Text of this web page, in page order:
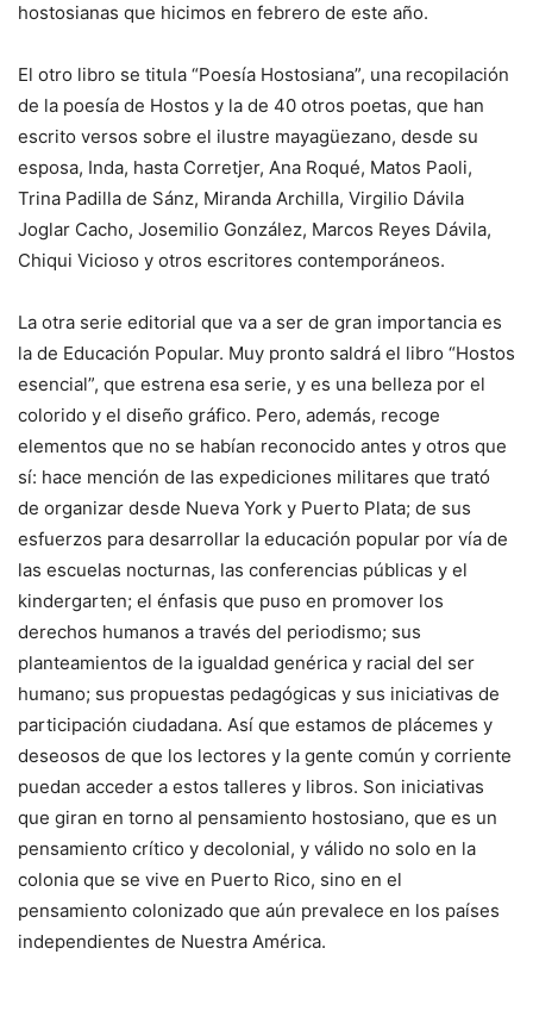
hostosianas que hicimos en febrero de este año.
El otro libro se titula “Poesía Hostosiana”, una recopilación
de la poesía de Hostos y la de 40 otros poetas, que han
escrito versos sobre el ilustre mayagüezano, desde su
esposa, Inda, hasta Corretjer, Ana Roqué, Matos Paoli,
Trina Padilla de Sánz, Miranda Archilla, Virgilio Dávila
Joglar Cacho, Josemilio González, Marcos Reyes Dávila,
Chiqui Vicioso y otros escritores contemporáneos.
La otra serie editorial que va a ser de gran importancia es
la de Educación Popular. Muy pronto saldrá el libro “Hostos
esencial”, que estrena esa serie, y es una belleza por el
colorido y el diseño gráfico. Pero, además, recoge
elementos que no se habían reconocido antes y otros que
sí: hace mención de las expediciones militares que trató
de organizar desde Nueva York y Puerto Plata; de sus
esfuerzos para desarrollar la educación popular por vía de
las escuelas nocturnas, las conferencias públicas y el
kindergarten; el énfasis que puso en promover los
derechos humanos a través del periodismo; sus
planteamientos de la igualdad genérica y racial del ser
humano; sus propuestas pedagógicas y sus iniciativas de
participación ciudadana. Así que estamos de plácemes y
deseosos de que los lectores y la gente común y corriente
puedan acceder a estos talleres y libros. Son iniciativas
que giran en torno al pensamiento hostosiano, que es un
pensamiento crítico y decolonial, y válido no solo en la
colonia que se vive en Puerto Rico, sino en el
pensamiento colonizado que aún prevalece en los países
independientes de Nuestra América.